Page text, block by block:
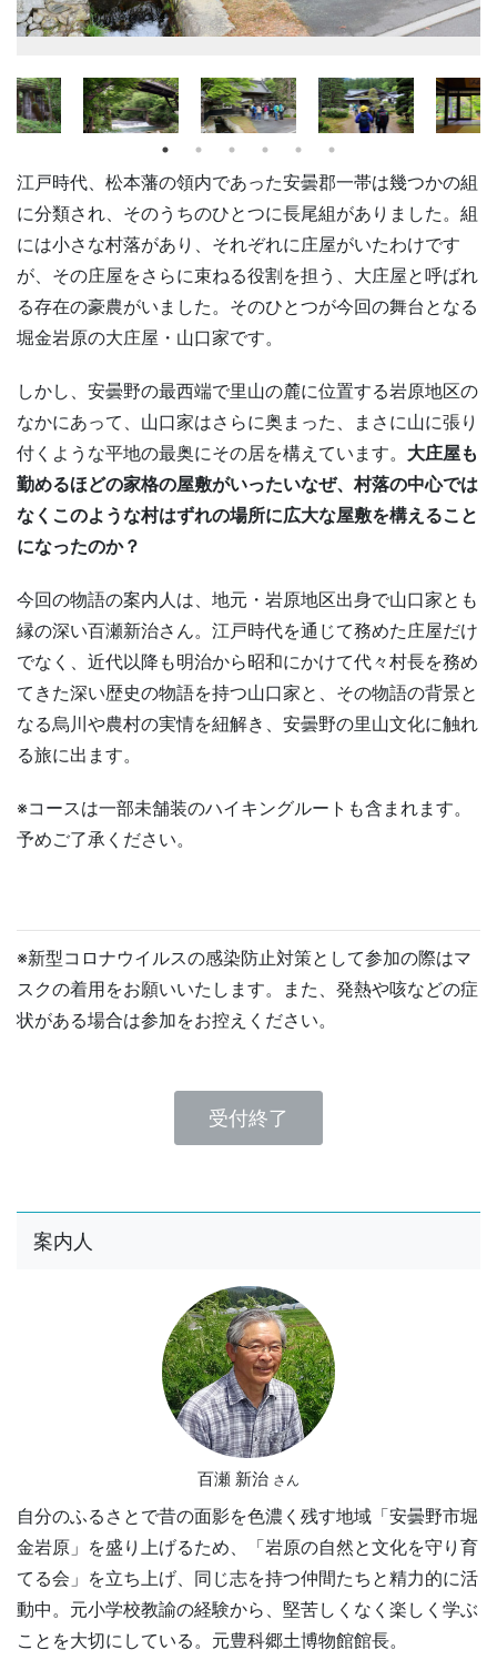
江戸時代、松本藩の領内であった安曇郡一帯は幾つかの組
に分類され、そのうちのひとつに長尾組がありました。組
には小さな村落があり、それぞれに庄屋がいたわけです
が、その庄屋をさらに束ねる役割を担う、大庄屋と呼ばれ
る存在の豪農がいました。そのひとつが今回の舞台となる
堀金岩原の大庄屋・山口家です。
しかし、安曇野の最西端で里山の麓に位置する岩原地区の
なかにあって、山口家はさらに奥まった、まさに山に張り
付くような平地の最奥にその居を構えています。 大庄屋も
勤めるほどの家格の屋敷がいったいなぜ、村落の中心では
なくこのような村はずれの場所に広大な屋敷を構えること
になったのか？
今回の物語の案内人は、地元・岩原地区出身で山口家とも
縁の深い百瀬新治さん。江戸時代を通じて務めた庄屋だけ
でなく、近代以降も明治から昭和にかけて代々村長を務め
てきた深い歴史の物語を持つ山口家と、その物語の背景と
なる烏川や農村の実情を紐解き、安曇野の里山文化に触れ
る旅に出ます。
※コースは一部未舗装のハイキングルートも含まれます。
予めご了承ください。
※新型コロナウイルスの感染防止対策として参加の際はマ
スクの着用をお願いいたします。また、発熱や咳などの症
状がある場合は参加をお控えください。
受付終了
案内人
百瀬 新治 さん
自分のふるさとで昔の面影を色濃く残す地域「安曇野市堀
金岩原」を盛り上げるため、「岩原の自然と文化を守り育
てる会」を立ち上げ、同じ志を持つ仲間たちと精力的に活
動中。元小学校教諭の経験から、堅苦しくなく楽しく学ぶ
ことを大切にしている。元豊科郷土博物館館長。